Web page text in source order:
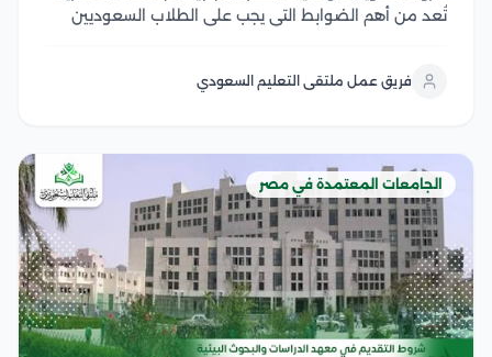
تُعد من أهم الضوابط التي يجب على الطلاب السعوديين
الأكاديمية والإدارية، مثل الاعتراف بالجامعة المحول منها
فريق عمل ملتقى التعليم السعودي
الجامعات المعتمدة في مصر